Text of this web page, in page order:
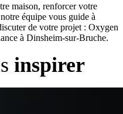
maison, renforcer votre
équipe vous guide à
de votre projet : Oxygen
à Dinsheim-sur-Bruche.
inspirer